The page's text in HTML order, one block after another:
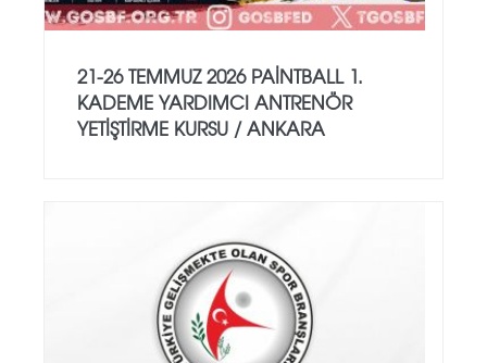
21-26 TEMMUZ 2026 PAİNTBALL 1.
KADEME YARDIMCI ANTRENÖR
YETİŞTİRME KURSU / ANKARA